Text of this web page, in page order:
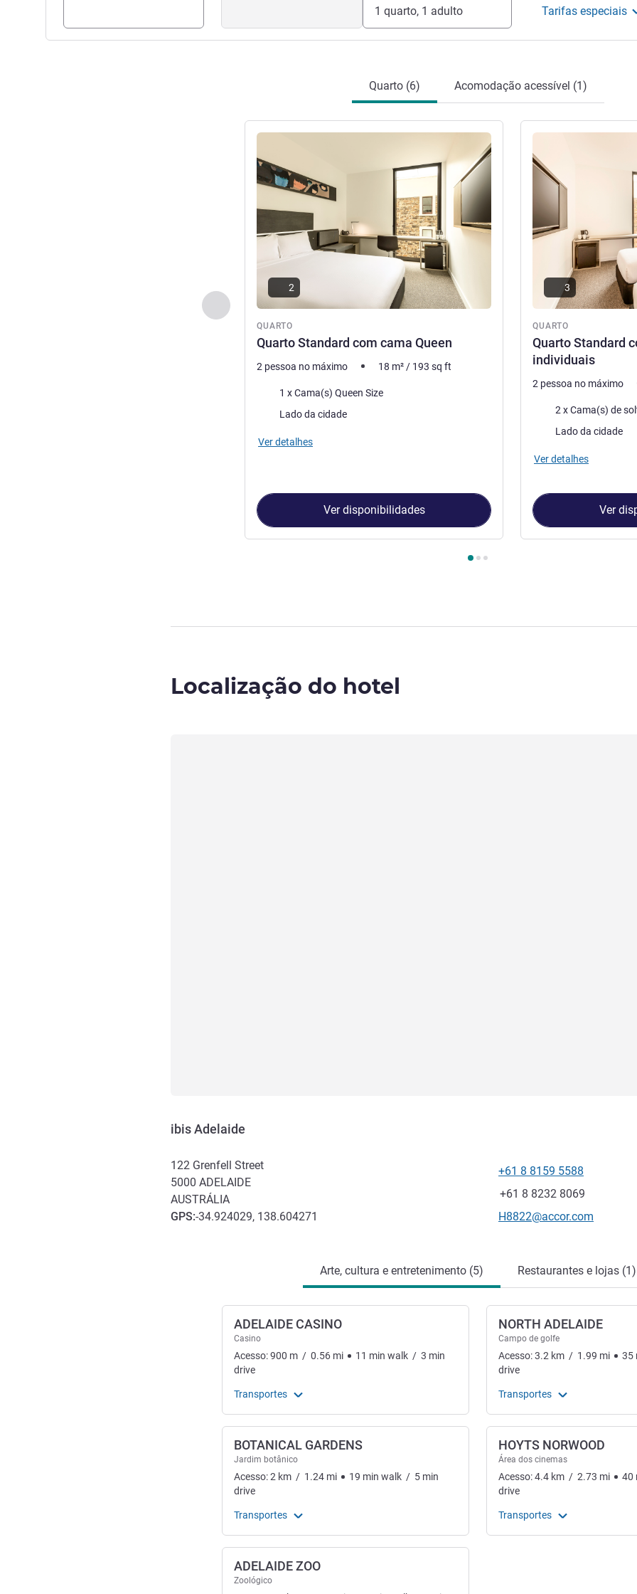
1 quarto, 1 adulto Tarifas especiais
Quarto (6) Acomodação acessível (1)
Anterior - Quarto
QUARTO
Quarto Standard com cama Queen
Ver detalhes
2
2 pessoa no máximo 18 m² / 193 sq ft
Cama1 x Cama(s) Queen Size
Vistas:Lado da cidade
Ver detalhes
Ver disponibilidades
QUARTO
Quarto Standard
individuais
Ver detalhes
3
2 pessoa no máximo
Cama2 x Cama(s) de
Vistas:Lado da cidade
Ver detalhes
Ver
Localização do hotel
ibis Adelaide
122 Grenfell Street
5000 ADELAIDE
AUSTRÁLIA
GPS:-34.924029, 138.604271
Telefone
+61 8 8159 5588
Fax
+61 8 8232 8069
E-mail de contacto
H8822@accor.com
Arte, cultura e entretenimento (5) Restaurantes e lojas (1)
ADELAIDE CASINO
Casino
Acesso:900 m / 0.56 mi 11 min walk / 3 min
drive
Transportes
BOTANICAL GARDENS
Jardim botânico
Acesso:2 km / 1.24 mi 19 min walk / 5 min
drive
Transportes
ADELAIDE ZOO
Zoológico
NORTH ADELAIDE
Campo de golfe
Acesso:3.2 km / 1.99 mi 35
drive
Transportes
HOYTS NORWOOD
Área dos cinemas
Acesso:4.4 km / 2.73 mi 40
drive
Transportes